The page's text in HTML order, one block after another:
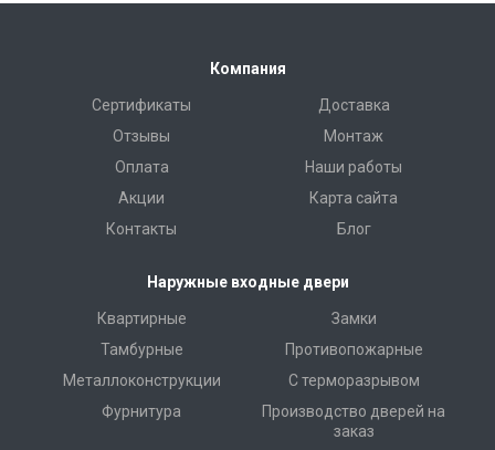
Компания
Сертификаты
Доставка
Отзывы
Монтаж
Оплата
Наши работы
Акции
Карта сайта
Контакты
Блог
Наружные входные двери
Квартирные
Замки
Тамбурные
Противопожарные
Металлоконструкции
С терморазрывом
Фурнитура
Производство дверей на
заказ